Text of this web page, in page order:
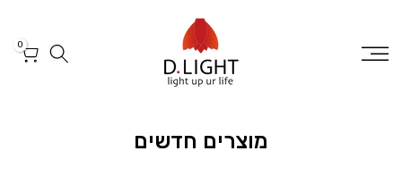
לטקסט
0
מוצרים חדשים